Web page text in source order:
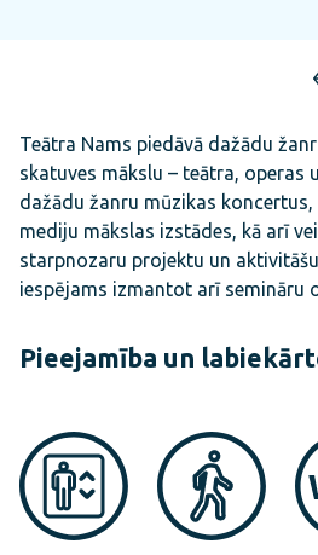
Teātra Nams piedāvā dažādu
skatuves mākslu – teātra, operas
dažādu žanru mūzikas koncertus,
mediju mākslas izstādes, kā arī
starpnozaru projektu un
iespējams izmantot arī semināru
Pieejamība un